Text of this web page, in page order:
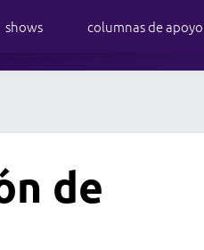
shows columnas de apoyo
de